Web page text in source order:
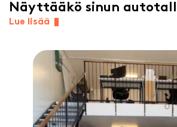
Näyttääkö sinun
Lue lisää